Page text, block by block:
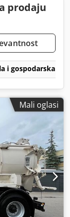
prodaju
i gospodarska
Mali oglasi